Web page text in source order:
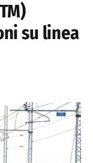
su linea